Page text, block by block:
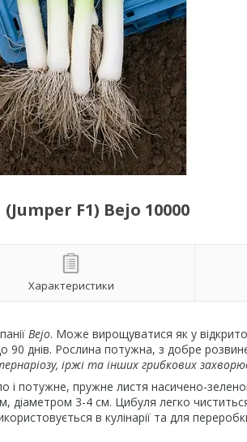
F1) Bejo 10000
Характеристики
Bejo. Може вирощуватися як у
90 днів. Рослина потужна, з добре
іржі та інших грибкових
і потужне, пружне листя насичено-
3-4 см. Цибуля легко чиститься,
в кулінарії та для